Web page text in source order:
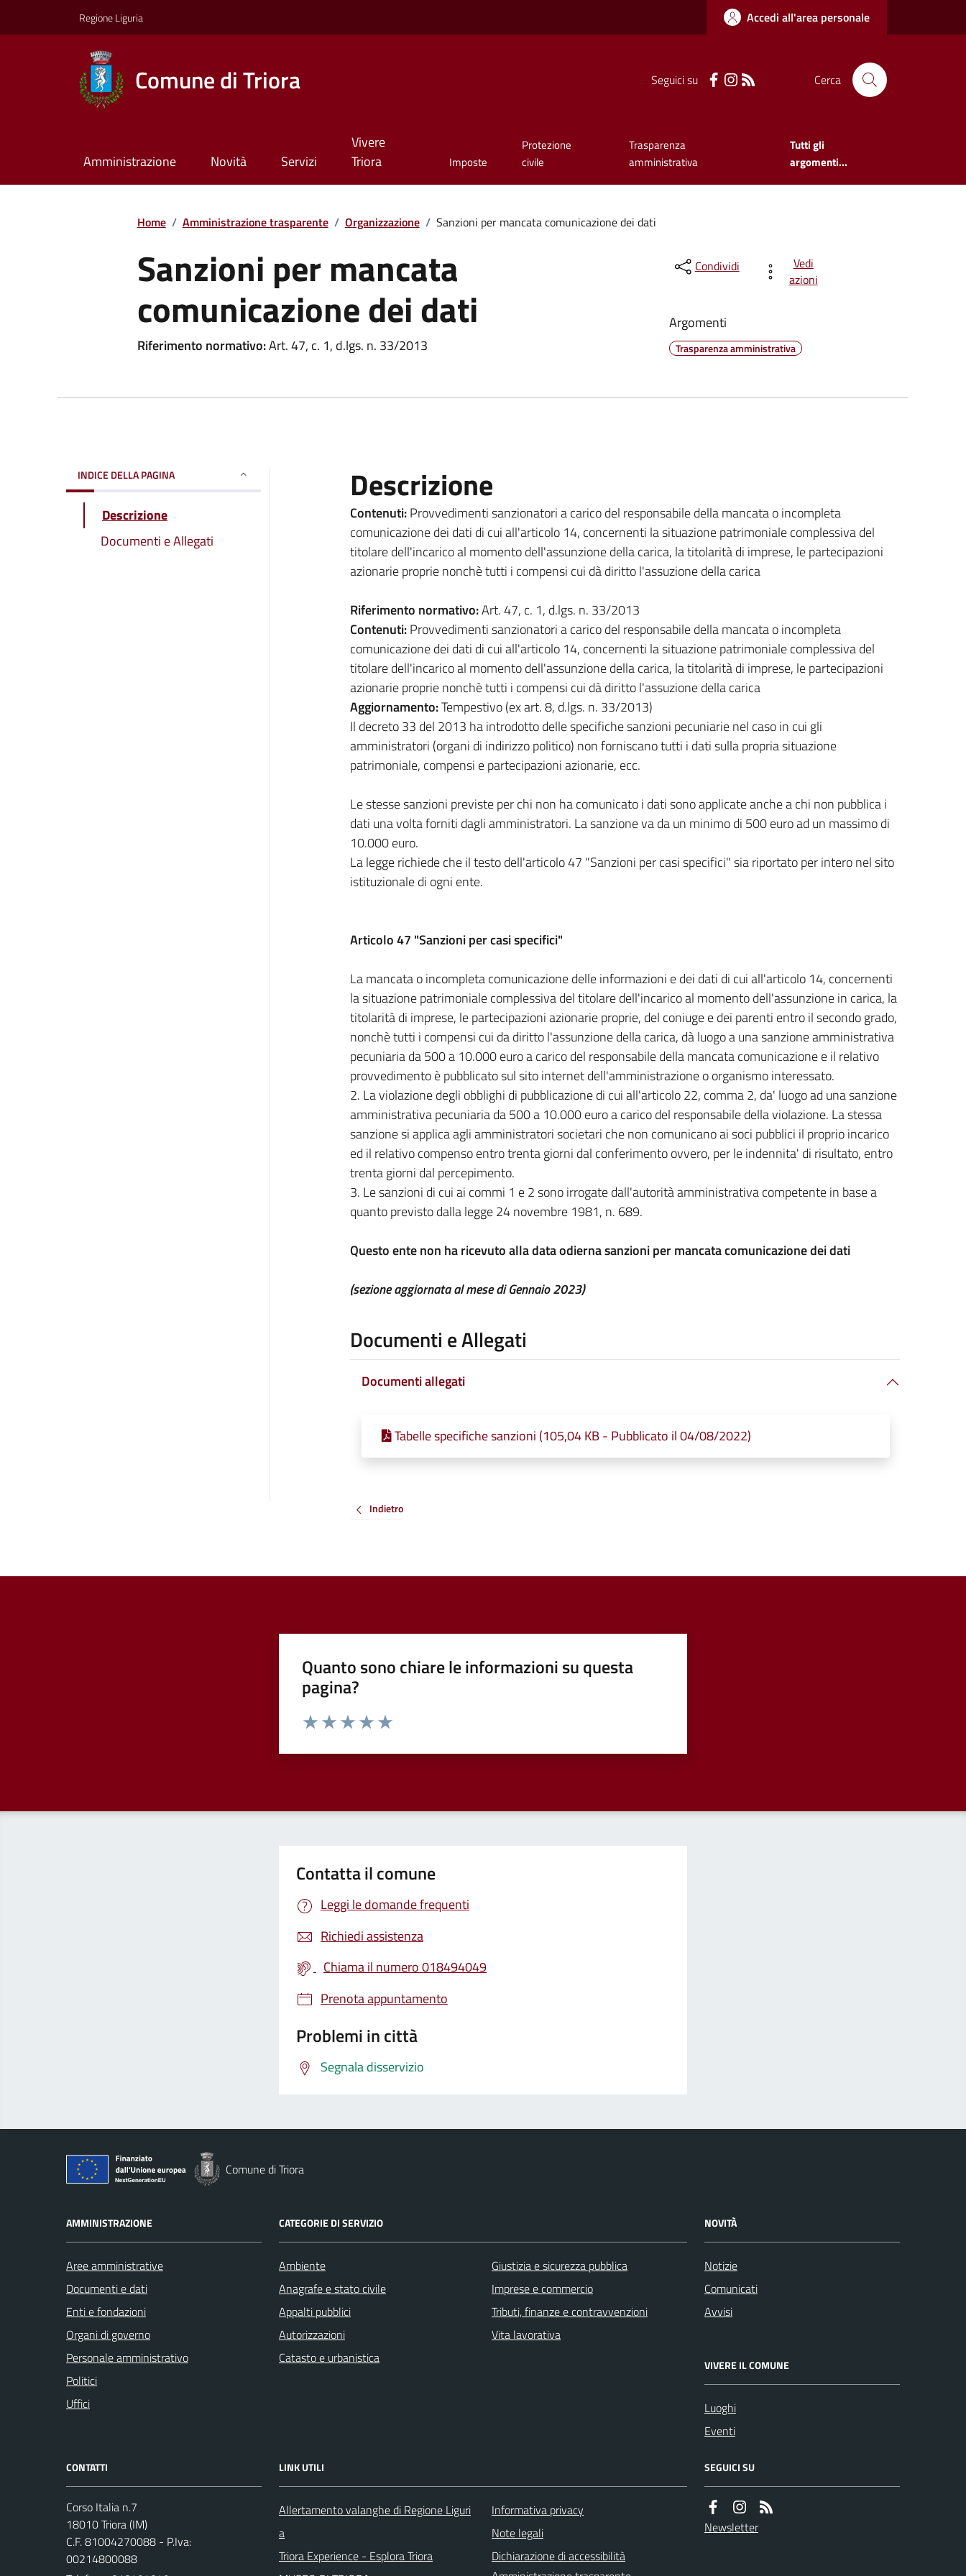
Regione Liguria Accedi all'area personale
Comune di Triora Seguici su Cerca
Amministrazione Novità Servizi
Vivere
Triora
Imposte
Protezione
civile
Trasparenza
amministrativa
Tutti gli
argomenti...
Home / Amministrazione trasparente / Organizzazione / Sanzioni per mancata comunicazione dei dati
Sanzioni per mancata
comunicazione dei dati
Riferimento normativo:Art. 47, c. 1, d.lgs. n. 33/2013
Condividi
Vedi
azioni
Argomenti
Trasparenza amministrativa
INDICE DELLA PAGINA
Descrizione
Documenti e Allegati
Descrizione
Contenuti:Provvedimenti sanzionatori a carico del responsabile della mancata o incompleta
comunicazione dei dati di cui all'articolo 14, concernenti la situazione patrimoniale complessiva del
titolare dell'incarico al momento dell'assunzione della carica, la titolarità di imprese, le partecipazioni
azionarie proprie nonchè tutti i compensi cui dà diritto l'assuzione della carica
Riferimento normativo:Art. 47, c. 1, d.lgs. n. 33/2013
Contenuti:Provvedimenti sanzionatori a carico del responsabile della mancata o incompleta
comunicazione dei dati di cui all'articolo 14, concernenti la situazione patrimoniale complessiva del
titolare dell'incarico al momento dell'assunzione della carica, la titolarità di imprese, le partecipazioni
azionarie proprie nonchè tutti i compensi cui dà diritto l'assuzione della carica
Aggiornamento:Tempestivo (ex art. 8, d.lgs. n. 33/2013)
Il decreto 33 del 2013 ha introdotto delle specifiche sanzioni pecuniarie nel caso in cui gli
amministratori (organi di indirizzo politico) non forniscano tutti i dati sulla propria situazione
patrimoniale, compensi e partecipazioni azionarie, ecc.
Le stesse sanzioni previste per chi non ha comunicato i dati sono applicate anche a chi non pubblica i
dati una volta forniti dagli amministratori. La sanzione va da un minimo di 500 euro ad un massimo di
10.000 euro.
La legge richiede che il testo dell'articolo 47 "Sanzioni per casi specifici" sia riportato per intero nel sito
istituzionale di ogni ente.
Articolo 47 "Sanzioni per casi specifici"
La mancata o incompleta comunicazione delle informazioni e dei dati di cui all'articolo 14, concernenti
la situazione patrimoniale complessiva del titolare dell'incarico al momento dell'assunzione in carica, la
titolarità di imprese, le partecipazioni azionarie proprie, del coniuge e dei parenti entro il secondo grado,
nonchè tutti i compensi cui da diritto l'assunzione della carica, dà luogo a una sanzione amministrativa
pecuniaria da 500 a 10.000 euro a carico del responsabile della mancata comunicazione e il relativo
provvedimento è pubblicato sul sito internet dell'amministrazione o organismo interessato.
2. La violazione degli obblighi di pubblicazione di cui all'articolo 22, comma 2, da' luogo ad una sanzione
amministrativa pecuniaria da 500 a 10.000 euro a carico del responsabile della violazione. La stessa
sanzione si applica agli amministratori societari che non comunicano ai soci pubblici il proprio incarico
ed il relativo compenso entro trenta giorni dal conferimento ovvero, per le indennita' di risultato, entro
trenta giorni dal percepimento.
3. Le sanzioni di cui ai commi 1 e 2 sono irrogate dall'autorità amministrativa competente in base a
quanto previsto dalla legge 24 novembre 1981, n. 689.
Questo ente non ha ricevuto alla data odierna sanzioni per mancata comunicazione dei dati
(sezione aggiornata al mese di Gennaio 2023)
Documenti e Allegati
Documenti allegati
Tabelle specifiche sanzioni (105,04 KB - Pubblicato il 04/08/2022)
Indietro
Quanto sono chiare le informazioni su questa
pagina?
Valuta da 1 a 5 stelle la pagina
Contatta il comune
Leggi le domande frequenti
Richiedi assistenza
Chiama il numero 018494049
Prenota appuntamento
Problemi in città
Segnala disservizio
Comune di Triora
AMMINISTRAZIONE
Aree amministrative
Documenti e dati
Enti e fondazioni
Organi di governo
Personale amministrativo
Politici
Uffici
CATEGORIE DI SERVIZIO
Ambiente
Anagrafe e stato civile
Appalti pubblici
Autorizzazioni
Catasto e urbanistica
Giustizia e sicurezza pubblica
Imprese e commercio
Tributi, finanze e contravvenzioni
Vita lavorativa
NOVITÀ
Notizie
Comunicati
Avvisi
VIVERE IL COMUNE
Luoghi
Eventi
CONTATTI
Corso Italia n.7
18010 Triora (IM)
C.F. 81004270088 - P.Iva:
00214800088
LINK UTILI
Allertamento valanghe di Regione Liguri
a
Triora Experience - Esplora Triora
Informativa privacy
Note legali
Dichiarazione di accessibilità
SEGUICI SU
Newsletter